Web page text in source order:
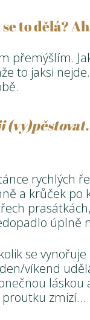
to dělá?
přemýšlím.
to jaksi
(vy)pěstovat.
rychlých
a krůček po
úplně
se
víkend
zmizí…